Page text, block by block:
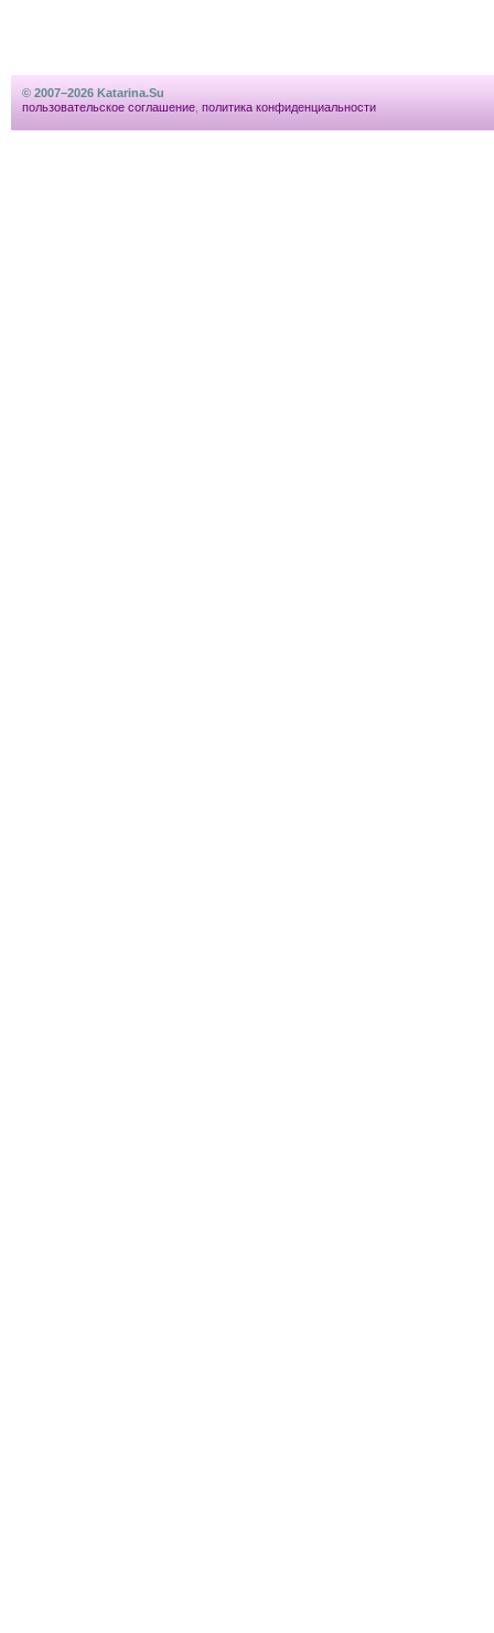
© 2007–2026 Katarina.Su
пользовательское соглашение политика конфиденциальности